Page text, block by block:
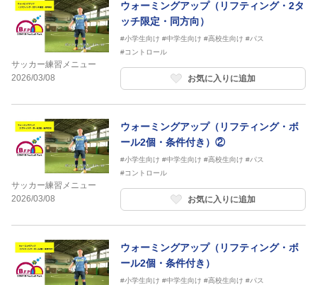
サッカー練習メニュー
2026/03/08
ウォーミングアップ（リフティング・2タ
ッチ限定・同方向）
#小学生向け #中学生向け #高校生向け #パス
#コントロール
お気に入りに追加
サッカー練習メニュー
2026/03/08
ウォーミングアップ（リフティング・ボ
ール2個・条件付き）②
#小学生向け #中学生向け #高校生向け #パス
#コントロール
お気に入りに追加
ウォーミングアップ（リフティング・ボ
ール2個・条件付き）
#小学生向け #中学生向け #高校生向け #パス